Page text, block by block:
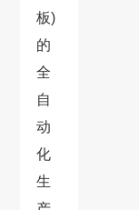
板)
的
全
自
动
化
生